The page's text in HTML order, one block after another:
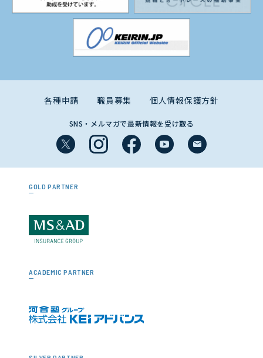
各種申請 職員募集 個人情報保護方針
SNS・メルマガで最新情報を受け取る
GOLD PARTNER
ACADEMIC PARTNER